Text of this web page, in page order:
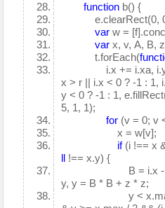
function b() {
e.clearRect(0,
var w =
var x, v, A, B,
t.forEach(
i.x += i.xa, i.y
x > r || i.x < 0 ? -1 : 1,
y < 0 ? -1 : 1,
5, 1, 1);
for (v = 0; v
x = w[v];
if(i !== x
!== x.y) {
B = i.x - x.x,
y, y = B * B + z * z;
y < x.max